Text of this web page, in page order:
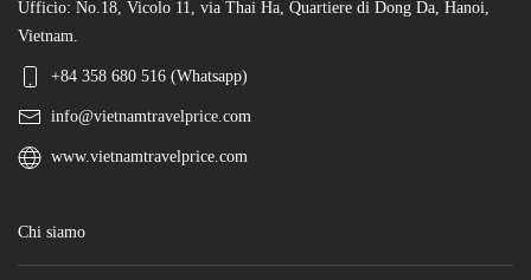
Ufficio: No.18, Vicolo 11, via Thai Ha, Quartiere di Dong Da, Hanoi,
Vietnam.
+84 358 680 516 (Whatsapp)
info@vietnamtravelprice.com
www.vietnamtravelprice.com
Chi siamo